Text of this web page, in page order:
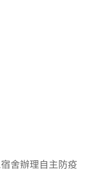
舍辦理自主防疫